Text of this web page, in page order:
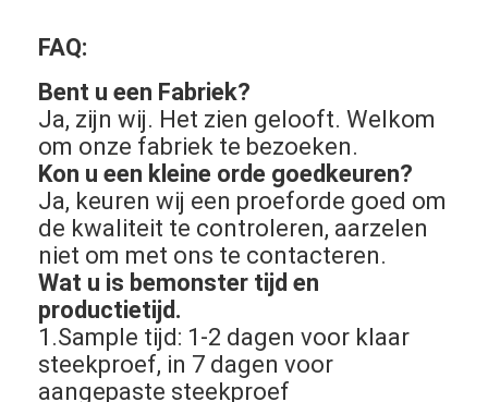
Kwaliteitscontrole
Neem contact met ons op
Nieuws
Gevallen
Retroreflector Meter
FAQ:
Bent u een Fabriek?
Ja, zijn wij. Het zien gelooft. Welkom
om onze fabriek te bezoeken.
Kon u een kleine orde goedkeuren?
Ja, keuren wij een proeforde goed om
de kwaliteit te controleren, aarzelen
niet om met ons te contacteren.
Wat u is bemonster tijd en
productietijd.
1.Sample tijd: 1-2 dagen voor klaar
steekproef, in 7 dagen voor
aangepaste steekproef